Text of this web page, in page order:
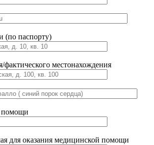
(по паспорту)
местонахождения
помощи
для оказания медицинской помощи